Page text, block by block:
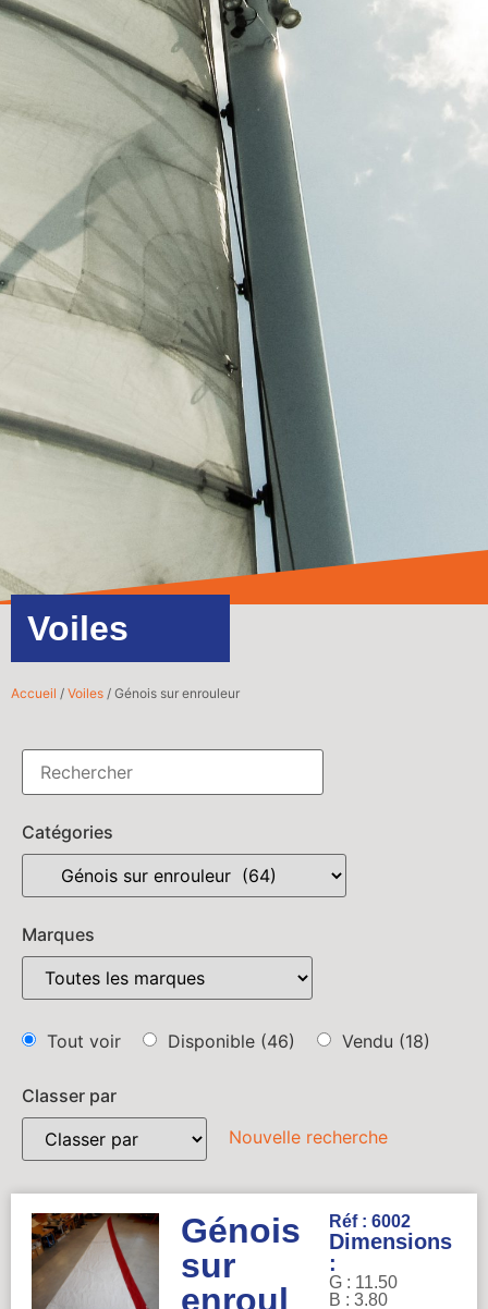
Voiles
Accueil / Voiles / Génois sur enrouleur
Catégories
Marques
Tout voir Disponible (46) Vendu (18)
Classer par
Nouvelle recherche
Génois
sur
enroul
Réf : 6002
Dimensions
:
G : 11.50
B : 3.80